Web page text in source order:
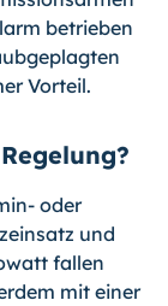
betrieben
Vorteil.
oder
und
fallen
mit einer